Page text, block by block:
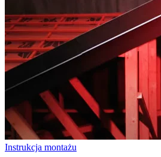
Instrukcja montażu